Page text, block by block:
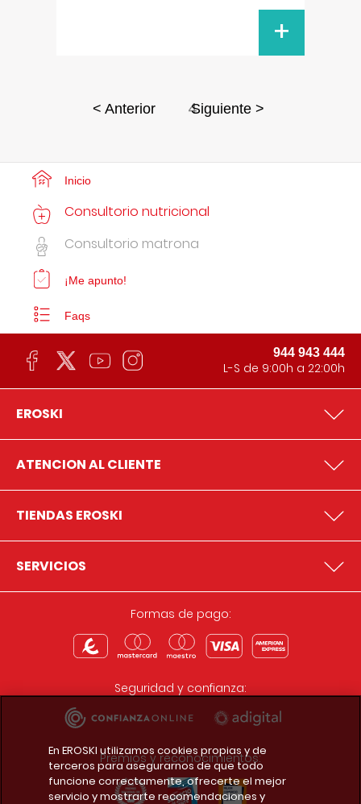
+
< Anterior 4
Siguiente >
Inicio
Consultorio nutricional
Consultorio matrona
¡Me apunto!
Faqs
944 943 444
L-S de 9:00h a 22:00h
EROSKI
ATENCION AL CLIENTE
TIENDAS EROSKI
SERVICIOS
Formas de pago:
Seguridad y confianza:
Premios y reconocimientos:
En EROSKI utilizamos cookies propias y de
terceros para asegurarnos de que todo
funcione correctamente, ofrecerte el mejor
servicio y mostrarte recomendaciones y